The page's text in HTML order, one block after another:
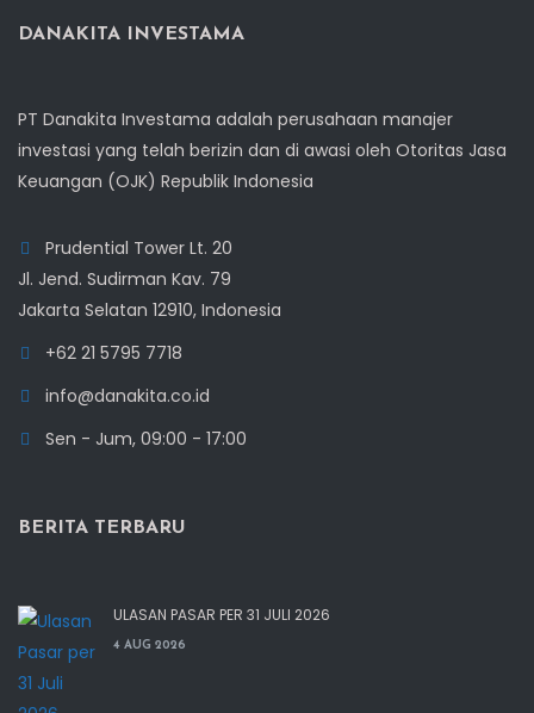
DANAKITA INVESTAMA
PT Danakita Investama adalah perusahaan manajer
investasi yang telah berizin dan di awasi oleh Otoritas Jasa
Keuangan (OJK) Republik Indonesia
Prudential Tower Lt. 20
Jl. Jend. Sudirman Kav. 79
Jakarta Selatan 12910, Indonesia
+62 21 5795 7718
info@danakita.co.id
Sen - Jum, 09:00 - 17:00
BERITA TERBARU
ULASAN PASAR PER 31 JULI 2026
4 AUG 2026